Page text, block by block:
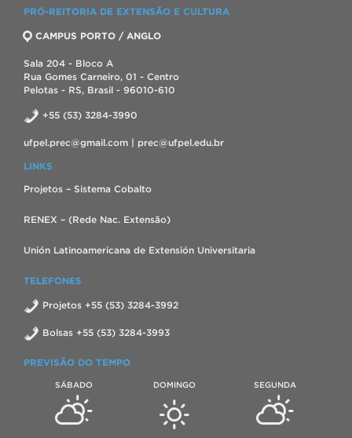
PRÓ-REITORIA DE EXTENSÃO E CULTURA
CAMPUS PORTO / ANGLO
Sala 204 - Bloco A
Rua Gomes Carneiro, 01 - Centro
Pelotas - RS, Brasil - 96010-610
+55 (53) 3284-3990
ufpel.prec@gmail.com | prec@ufpel.edu.br
LINKS
Projetos – Sistema Cobalto
RENEX – (Rede Nac. Extensão)
Unión Latinoamericana de Extensión Universitaria
TELEFONES
Projetos +55 (53) 3284-3992
Bolsas +55 (53) 3284-3993
PREVISÃO DO TEMPO
SÁBADO DOMINGO SEGUNDA